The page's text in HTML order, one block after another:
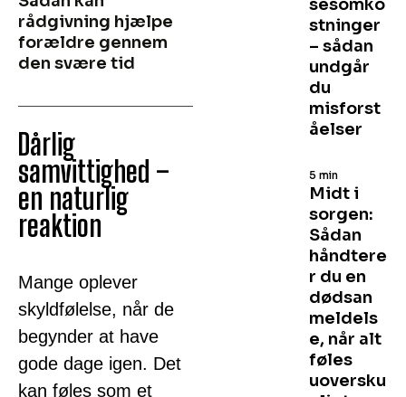
rådgivning hjælpe
forældre gennem
den svære tid
Dårlig
samvittighed –
en naturlig
reaktion
Mange oplever
skyldfølelse, når de
begynder at have
gode dage igen. Det
kan føles som et
sesomko
stninger
– sådan
undgår
du
misforst
åelser
Midt i
sorgen:
Sådan
håndtere
r du en
dødsan
meldels
e, når alt
føles
uoversku
5 min